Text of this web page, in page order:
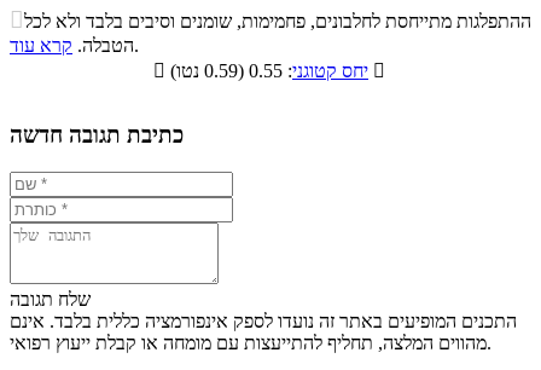
התפלגות ערך תזונתי במתכון
סיבים
תזונתיים
שומנים חלבונים
8.7% 53.1%
ההתפלגות מתייחסת לחלבונים, פחמימות, שומנים וסיבים בלבד ולא לכל
הטבלה. קרא עוד
.

יחס קטוגני 
כתיבת תגובה חדשה
שלח תגובה
התכנים המופיעים באתר זה נועדו לספק אינפורמציה כללית בלבד. אינם
מהווים המלצה, תחליף להתייעצות עם מומחה או קבלת ייעוץ רפואי.